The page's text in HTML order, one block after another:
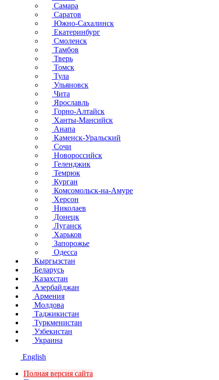
Самара
Саратов
Южно-Сахалинск
Екатеринбург
Смоленск
Тамбов
Тверь
Томск
Тула
Ульяновск
Чита
Ярославль
Горно-Алтайск
Ханты-Мансийск
Анапа
Каменск-Уральский
Сочи
Новороссийск
Геленджик
Темрюк
Курган
Комсомольск-на-Амуре
Херсон
Николаев
Донецк
Луганск
Харьков
Запорожье
Одесса
Кыргызстан
Беларусь
Казахстан
Азербайджан
Армения
Молдова
Таджикистан
Туркменистан
Узбекистан
Украина
English
Полная версия сайта